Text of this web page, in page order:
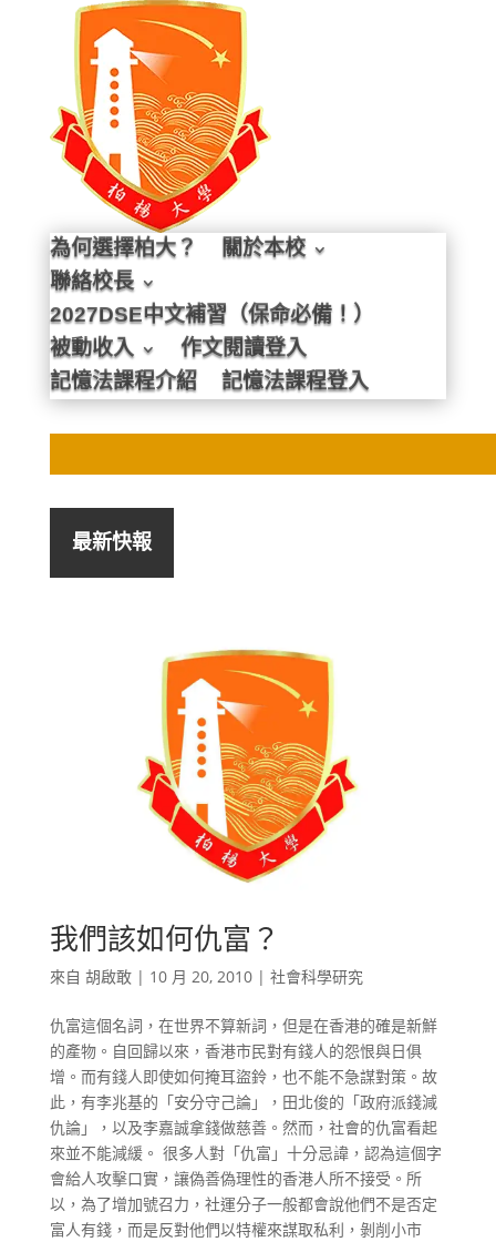
為何選擇柏大？
關於本校
聯絡校長
2027DSE中文補習（保命必備！）
被動收入
作文閱讀登入
記憶法課程介紹
記憶法課程登入
最新快報
我們該如何仇富？
來自 胡啟敢| 10 月 20, 2010| 社會科學研究
仇富這個名詞，在世界不算新詞，但是在香港的確是新鮮
的產物。自回歸以來，香港市民對有錢人的怨恨與日俱
增。而有錢人即使如何掩耳盜鈴，也不能不急謀對策。故
此，有李兆基的「安分守己論」，田北俊的「政府派錢減
仇論」，以及李嘉誠拿錢做慈善。然而，社會的仇富看起
來並不能減緩。 很多人對「仇富」十分忌諱，認為這個字
會給人攻擊口實，讓偽善偽理性的香港人所不接受。所
以，為了增加號召力，社運分子一般都會說他們不是否定
富人有錢，而是反對他們以特權來謀取私利，剝削小市